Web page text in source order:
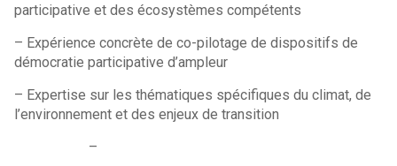
participative et des écosystèmes compétents
– Expérience concrète de co-pilotage de dispositifs de
démocratie participative d’ampleur
– Expertise sur les thématiques spécifiques du climat, de
l’environnement et des enjeux de transition
–